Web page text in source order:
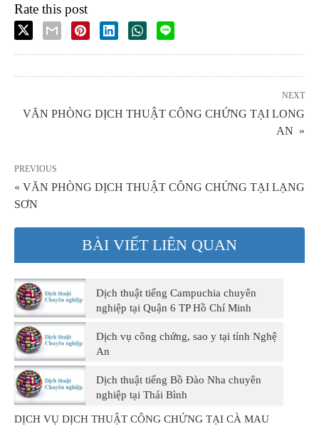
Rate this post
NEXT
VĂN PHÒNG DỊCH THUẬT CÔNG CHỨNG TẠI LONG
AN »
PREVIOUS
« VĂN PHÒNG DỊCH THUẬT CÔNG CHỨNG TẠI LẠNG
SƠN
BÀI VIẾT LIÊN QUAN
Dịch thuật tiếng Campuchia chuyên
nghiệp tại Quận 6 TP Hồ Chí Minh
Dịch vụ công chứng, sao y tại tỉnh Nghệ
An
Dịch thuật tiếng Bồ Đào Nha chuyên
nghiệp tại Thái Bình
DỊCH VỤ DỊCH THUẬT CÔNG CHỨNG TẠI CÀ MAU